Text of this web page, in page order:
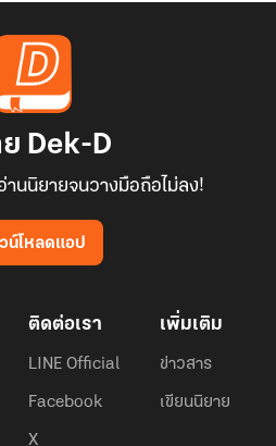
Dek-D
นนิยายจนวางมือถือไม่ลง!
น์โหลดแอป
ติดต่อเรา
LINE Official
Facebook
X
เพิ่มเติม
ข่าวสาร
เขียนนิยาย